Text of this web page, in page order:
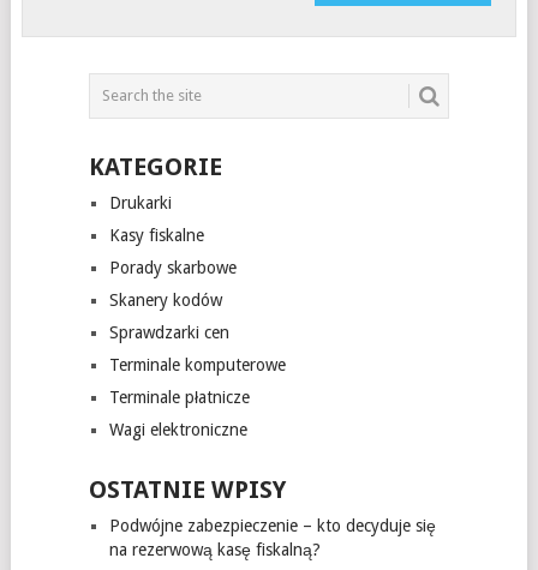
KATEGORIE
Drukarki
Kasy fiskalne
Porady skarbowe
Skanery kodów
Sprawdzarki cen
Terminale komputerowe
Terminale płatnicze
Wagi elektroniczne
OSTATNIE WPISY
Podwójne zabezpieczenie – kto decyduje się
na rezerwową kasę fiskalną?